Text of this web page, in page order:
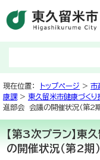
現在位置： トップページ > 市
康課> 東久留米市健康づくり
進部会 会議の開催状況（第2期
【第3次プラン】東
の開催状況（第2期）